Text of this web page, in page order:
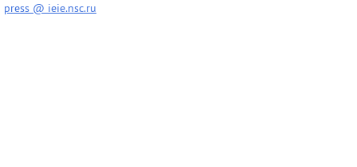
press @ ieie.nsc.ru